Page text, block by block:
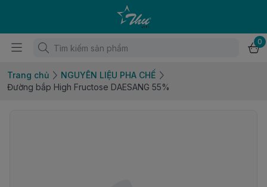
0
Trang chủ
NGUYÊN LIỆU PHA CHẾ
Đường bắp High Fructose DAESANG 55%